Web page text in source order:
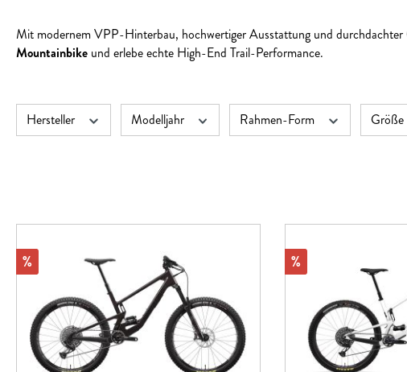
Mit modernem VPP-Hinterbau, hochwertiger Ausstattung und
Mountainbike und erlebe echte High-End Trail-Performance.
Hersteller Modelljahr Rahmen-Form Größe
Rabatt
% Rabatt
%